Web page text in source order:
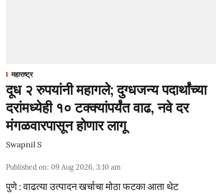
महाराष्ट्र
दूध २ रुपयांनी महागले; दुग्धजन्य पदार्थांच्या
दरांमध्येही १० टक्क्यांपर्यंत वाढ, नवे दर
मंगळवारपासून होणार लागू
Swapnil S
Published on: 09 Aug 2026, 3:10 am
पुणे : वाढत्या उत्पादन खर्चाचा मोठा फटका आता थेट